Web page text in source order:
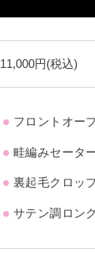
11,000円(税込)
フロントオー
畦編みセータ
裏起毛クロッ
サテン調ロン